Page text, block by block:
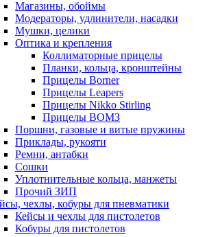
Магазины, обоймы
Модераторы, удлинители, насадки
Мушки, целики
Оптика и крепления
Коллиматорные прицелы
Планки, кольца, кронштейны
Прицелы Borner
Прицелы Leapers
Прицелы Nikko Stirling
Прицелы ВОМЗ
Поршни, газовые и витые пружины
Приклады, рукояти
Ремни, антабки
Сошки
Уплотнительные кольца, манжеты
Прочий ЗИП
чехлы, кобуры для пневматики
Кейсы и чехлы для пистолетов
Кобуры для пистолетов